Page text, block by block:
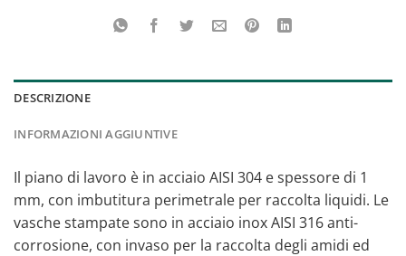
DESCRIZIONE
INFORMAZIONI AGGIUNTIVE
Il piano di lavoro è in acciaio AISI 304 e spessore di 1
mm, con imbutitura perimetrale per raccolta liquidi. Le
vasche stampate sono in acciaio inox AISI 316 anti-
corrosione, con invaso per la raccolta degli amidi ed